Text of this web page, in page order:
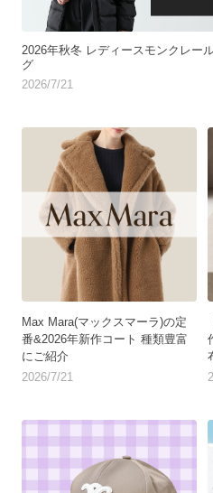
2026年秋冬 レディースモンクレー
グ
2026/7/21
Max Mara(マックスマーラ)の定
番&2026年新作コート 種類豊富
にご紹介
2026/7/21